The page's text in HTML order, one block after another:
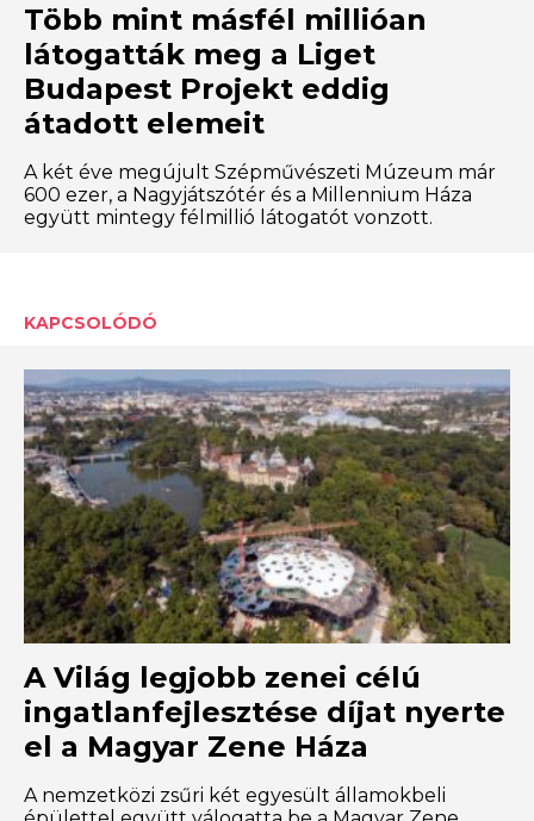
Több mint másfél millióan
látogatták meg a Liget
Budapest Projekt eddig
átadott elemeit
A két éve megújult Szépművészeti Múzeum már
600 ezer, a Nagyjátszótér és a Millennium Háza
együtt mintegy félmillió látogatót vonzott.
KAPCSOLÓDÓ
A Világ legjobb zenei célú
ingatlanfejlesztése díjat nyerte
el a Magyar Zene Háza
A nemzetközi zsűri két egyesült államokbeli